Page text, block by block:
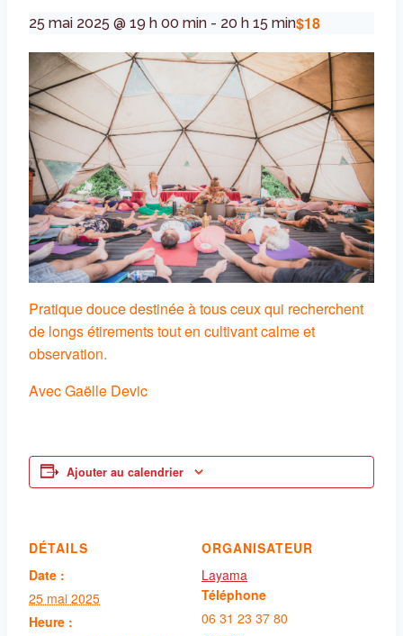
25 mai 2025 @ 19 h 00 min - 20 h 15 min$18
Pratique douce destinée à tous ceux qui recherchent
de longs étirements tout en cultivant calme et
observation.
Avec Gaëlle Devic
Ajouter au calendrier
DÉTAILS
Date :
25 mai 2025
Heure :
ORGANISATEUR
Layama
Téléphone
06 31 23 37 80